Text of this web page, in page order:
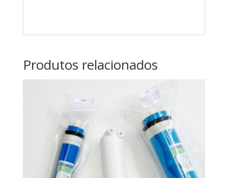
Produtos relacionados